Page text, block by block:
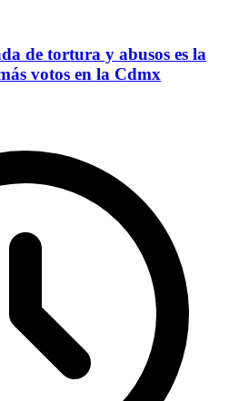
de tortura y abusos es la
votos en la Cdmx